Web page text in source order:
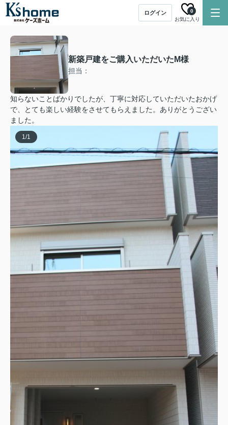
ログイン
お気に入り
0
新築戸建をご購入いただいたM様
担当：
知らないことばかりでしたが、丁寧に対応していただいたおかげ
で、とても楽しい経験をさせてもらえました。ありがとうござい
ました。
1/1